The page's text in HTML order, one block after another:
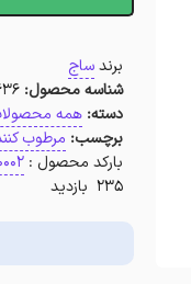
برندساج
شناسه محصول:
دسته: همه
برچسب: مرطوب
بارکد محصول :
235 بازدید